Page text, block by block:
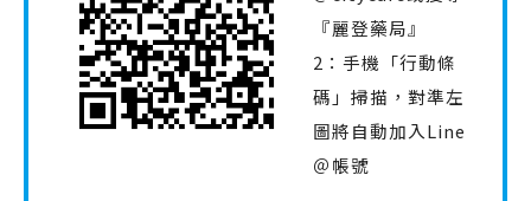
『麗登藥局』
2：手機「行動條
碼」掃描，對準左
圖將自動加入Line
＠帳號